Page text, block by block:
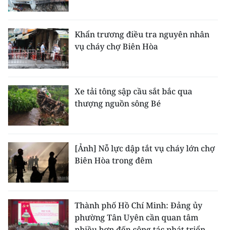
Khẩn trương điều tra nguyên nhân
vụ cháy chợ Biên Hòa
Xe tải tông sập cầu sắt bắc qua
thượng nguồn sông Bé
[Ảnh] Nỗ lực dập tắt vụ cháy lớn chợ
Biên Hòa trong đêm
Thành phố Hồ Chí Minh: Đảng ủy
phường Tân Uyên cần quan tâm